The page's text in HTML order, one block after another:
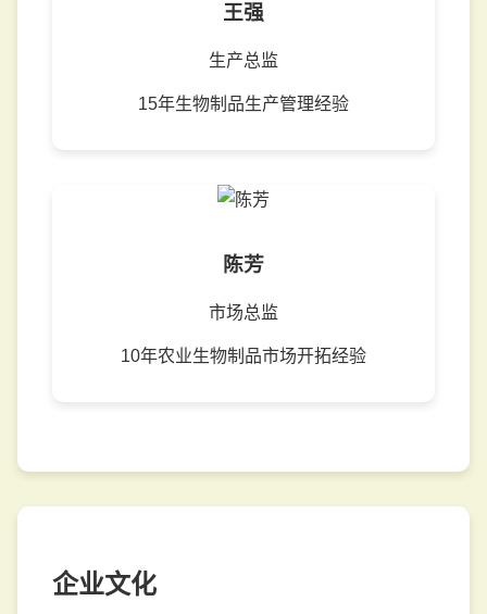
王强
生产总监
15年生物制品生产管理经验
陈芳
市场总监
10年农业生物制品市场开拓经验
企业文化